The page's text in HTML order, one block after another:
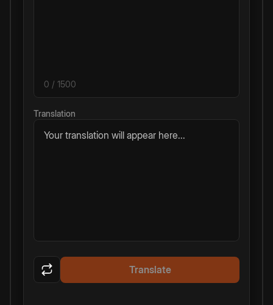
0 / 1500
Translation
Your translation will appear here...
Translate